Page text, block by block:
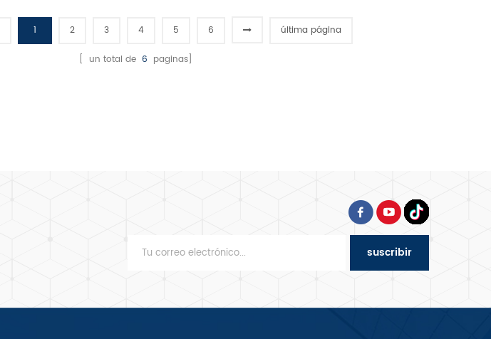
una sola plataforma
calentador 10 años
1 2 3 4 5 6 última página
[ un total de 6 paginas]
suscribir